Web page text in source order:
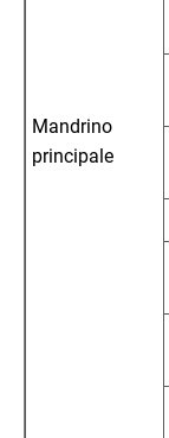
Mandrino
principale